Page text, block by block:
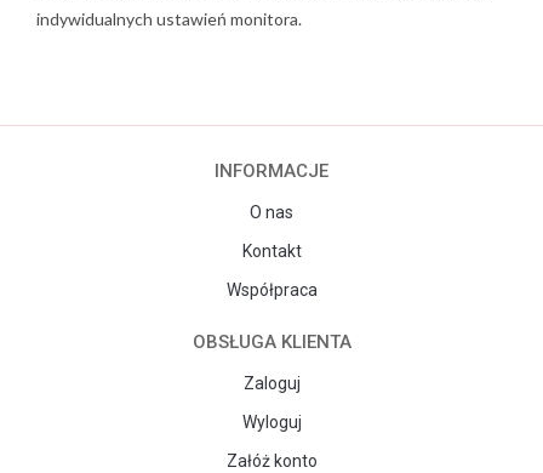
indywidualnych ustawień monitora.
INFORMACJE
O nas
Kontakt
Współpraca
OBSŁUGA KLIENTA
Zaloguj
Wyloguj
Załóż konto